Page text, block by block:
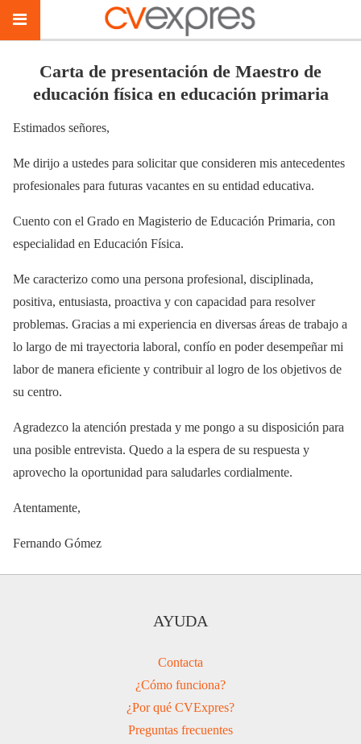
Carta de presentación de Maestro de
educación física en educación primaria
Estimados señores,
Me dirijo a ustedes para solicitar que consideren mis antecedentes
profesionales para futuras vacantes en su entidad educativa.
Cuento con el Grado en Magisterio de Educación Primaria, con
especialidad en Educación Física.
Me caracterizo como una persona profesional, disciplinada,
positiva, entusiasta, proactiva y con capacidad para resolver
problemas. Gracias a mi experiencia en diversas áreas de trabajo a
lo largo de mi trayectoria laboral, confío en poder desempeñar mi
labor de manera eficiente y contribuir al logro de los objetivos de
su centro.
Agradezco la atención prestada y me pongo a su disposición para
una posible entrevista. Quedo a la espera de su respuesta y
aprovecho la oportunidad para saludarles cordialmente.
Atentamente,
Fernando Gómez
AYUDA
Contacta
¿Cómo funciona?
¿Por qué CVExpres?
Preguntas frecuentes